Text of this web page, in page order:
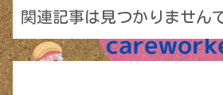
関連記事は見つかりません